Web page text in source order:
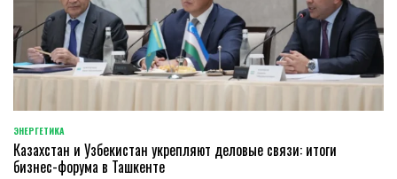
POSTED
IN
ЭНЕРГЕТИКА
Казахстан и Узбекистан укрепляют деловые связи: итоги
бизнес-форума в Ташкенте